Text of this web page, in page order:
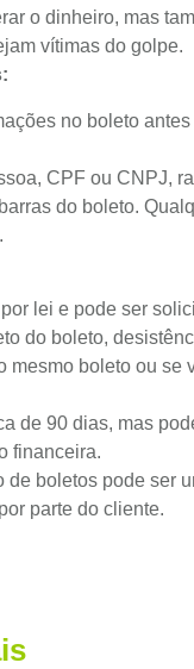
o dinheiro, mas
vítimas do golpe.
no boleto antes
CPF ou CNPJ,
do boleto.
lei e pode ser
do boleto,
mesmo boleto ou se
de 90 dias, mas
financeira.
de boletos pode ser
parte do cliente.